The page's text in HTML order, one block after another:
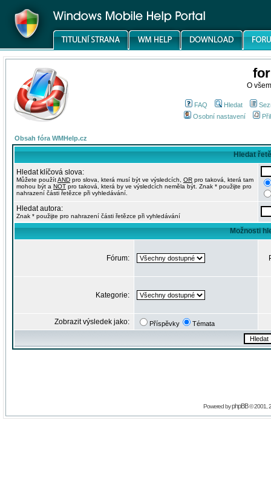
O
FAQ Hledat
Osobní nastavení
Obsah fóra WMHelp.cz
Hledat
Hledat klíčová slova:
Můžete použítAND pro slova, která musí být ve výsledcích, OR pro taková, která tam
mohou být a NOT pro taková, která by ve výsledcích neměla být. Znak * použijte pro
nahrazení části řetězce při vyhledávání.
Hledat autora:
Znak * použijte pro nahrazení části řetězce při vyhledávání
Možnosti
Fórum:
Kategorie:
Zobrazit výsledek jako: Příspěvky Témata
Powered byphpBB© 2001,